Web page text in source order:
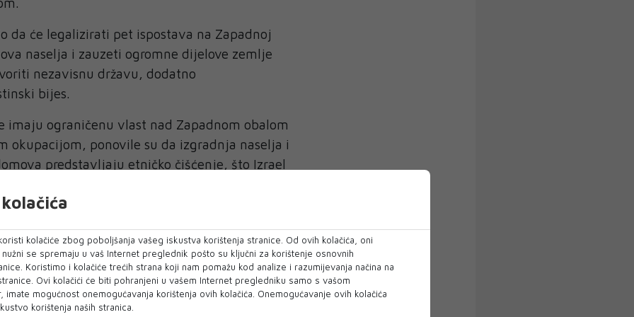
da će legalizirati pet ispostava na Zapadnoj
naselja i zauzeti ogromne dijelove zemlje
nezavisnu državu, dodatno
bijes.
imaju ograničenu vlast nad Zapadnom obalom
okupacijom, ponovile su da izgradnja naselja i
predstavljaju etničko čišćenje, što Izrael
i Norveška pridružile većini država UN-a
državu, smatrajući uspostavu takve
načinom da se osigura trajni mir između
potez kao podršku Hamasu, palestinskoj
kolačiće zbog poboljšanja vašeg iskustva korištenja stranice. Od ovih kolačića, oni
se spremaju u vaš Internet preglednik pošto su ključni za korištenje osnovnih
Koristimo i kolačiće trećih strana koji nam pomažu kod analize i razumijevanja načina na
Ovi kolačići će biti pohranjeni u vašem Internet pregledniku samo s vašom
imate mogućnost onemogućavanja korištenja ovih kolačića. Onemogućavanje ovih kolačića
korištenja naših stranica.